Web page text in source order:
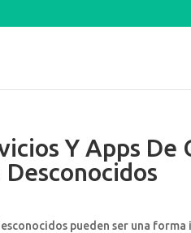
Y Apps De
pueden ser una